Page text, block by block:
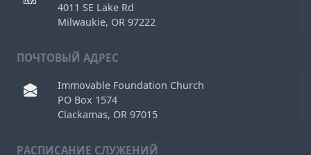
4011 SE Lake Rd
Milwaukie, OR 97222
ПОЧТОВЫЙ АДРЕС
Immovable Foundation Church
PO Box 1574
Clackamas, OR 97015
РAСПИСАНИЕ СЛУЖЕНИЙ